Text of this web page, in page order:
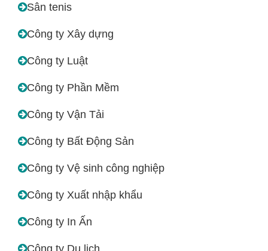
Sân tenis
Công ty Xây dựng
Công ty Luật
Công ty Phần Mềm
Công ty Vận Tải
Công ty Bất Động Sản
Công ty Vệ sinh công nghiệp
Công ty Xuất nhập khẩu
Công ty In Ấn
Công ty Du lịch